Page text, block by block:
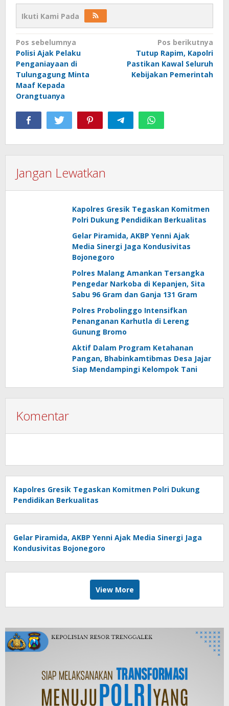
Ikuti Kami Pada
Navigasi
pos
Pos sebelumnya
Polisi Ajak Pelaku
Penganiayaan di
Tulungagung Minta
Maaf Kepada
Orangtuanya
Pos berikutnya
Tutup Rapim, Kapolri
Pastikan Kawal Seluruh
Kebijakan Pemerintah
Jangan Lewatkan
Kapolres Gresik Tegaskan Komitmen
Polri Dukung Pendidikan Berkualitas
Gelar Piramida, AKBP Yenni Ajak
Media Sinergi Jaga Kondusivitas
Bojonegoro
Polres Malang Amankan Tersangka
Pengedar Narkoba di Kepanjen, Sita
Sabu 96 Gram dan Ganja 131 Gram
Polres Probolinggo Intensifkan
Penanganan Karhutla di Lereng
Gunung Bromo
Aktif Dalam Program Ketahanan
Pangan, Bhabinkamtibmas Desa Jajar
Siap Mendampingi Kelompok Tani
Komentar
Kapolres Gresik Tegaskan Komitmen Polri Dukung
Pendidikan Berkualitas
Gelar Piramida, AKBP Yenni Ajak Media Sinergi Jaga
Kondusivitas Bojonegoro
View More